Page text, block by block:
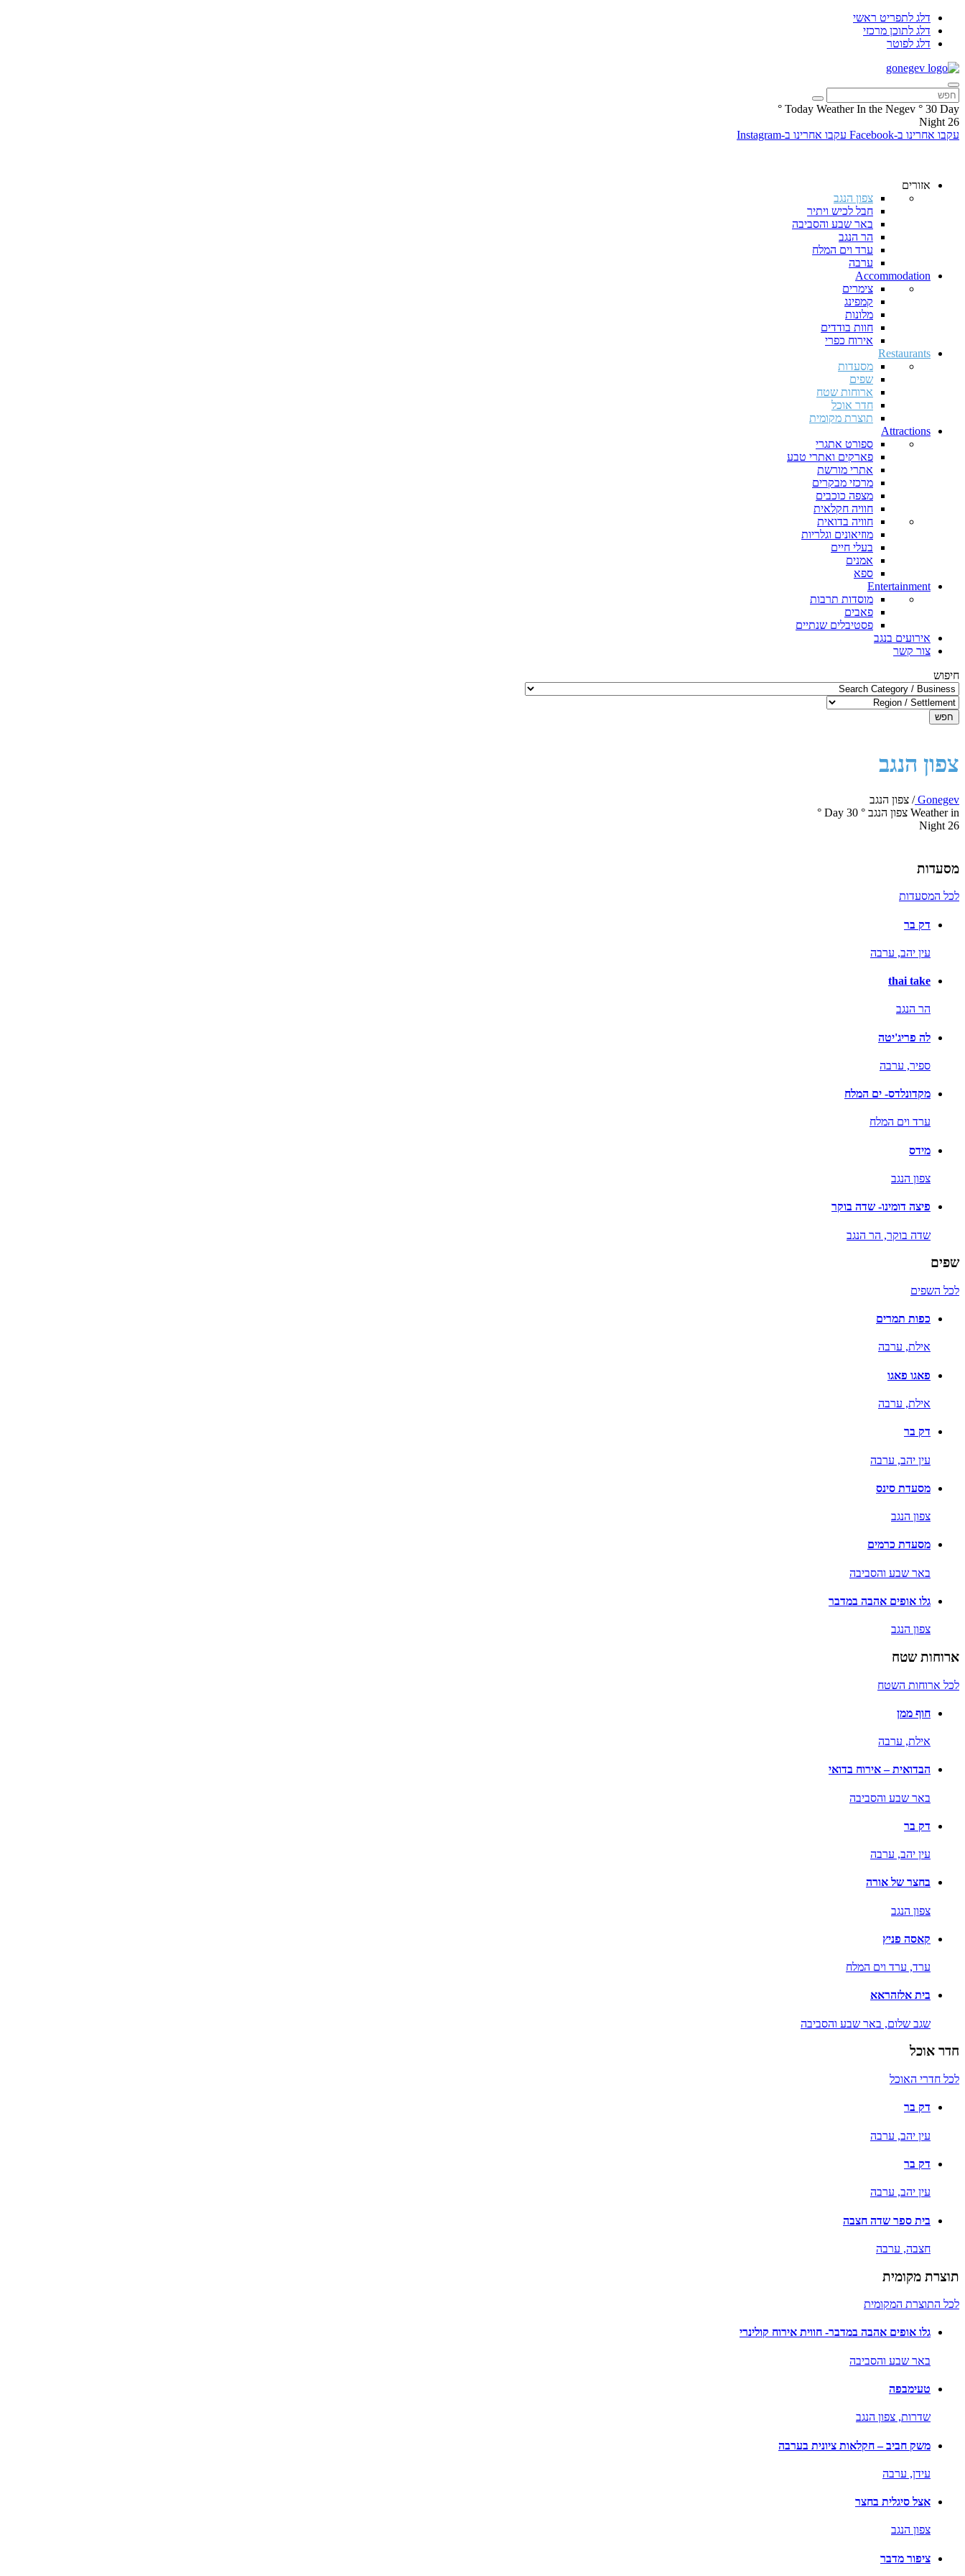
דלג לתפריט ראשי
דלג לתוכן מרכזי
דלג לפוטר
Today Weather In the Negev ° 30 Day
°
26
Night
עקבו אחרינו ב-Facebook
עקבו אחרינו ב-Instagram
אזורים
צפון הנגב
חבל לכיש ויתיר
באר שבע והסביבה
הר הנגב
ערד וים המלח
ערבה
Accommodation
צימרים
קמפינג
מלונות
חוות בודדים
אירוח כפרי
Restaurants
מסעדות
שפים
ארוחות שטח
חדר אוכל
תוצרת מקומית
Attractions
ספורט אתגרי
פארקים ואתרי טבע
אתרי מורשת
מרכזי מבקרים
מצפה כוכבים
חוויה חקלאית
חוויה בדואית
מוזיאונים וגלריות
בעלי חיים
אמנים
ספא
Entertainment
מוסדות תרבות
פאבים
פסטיבלים שנתיים
אירועים בנגב
צור קשר
חיפוש
חפש
צפון הנגב
Gonegev
/ צפון הנגב
Weather in צפון הנגב
°
30
Day
°
26
Night
מסעדות
לכל המסעדות
דק בר
עין יהב, ערבה
thai take
הר הנגב
לה פריג'יטה
ספיר, ערבה
מקדונלדס- ים המלח
ערד וים המלח
מידס
צפון הנגב
פיצה דומינו- שדה בוקר
שדה בוקר, הר הנגב
שפים
לכל השפים
כפות תמרים
אילת, ערבה
פאגו פאגו
אילת, ערבה
דק בר
עין יהב, ערבה
מסעדת סינס
צפון הנגב
מסעדת כרמים
באר שבע והסביבה
גלו אופים אהבה במדבר
צפון הנגב
ארוחות שטח
לכל ארוחות השטח
חוף ממן
אילת, ערבה
הבדואית – אירוח בדואי
באר שבע והסביבה
דק בר
עין יהב, ערבה
בחצר של אורה
צפון הנגב
קאסה פניץ
ערד, ערד וים המלח
בית אלזהראא
שגב שלום, באר שבע והסביבה
חדר אוכל
לכל חדרי האוכל
דק בר
עין יהב, ערבה
דק בר
עין יהב, ערבה
בית ספר שדה חצבה
חצבה, ערבה
תוצרת מקומית
לכל התוצרת המקומית
גלו אופים אהבה במדבר- חווית אירוח קולינרי
באר שבע והסביבה
טעימבפה
שדרות, צפון הנגב
משק חביב – חקלאות ציונית בערבה
עידן, ערבה
אצל סיגלית בחצר
צפון הנגב
ציפור מדבר